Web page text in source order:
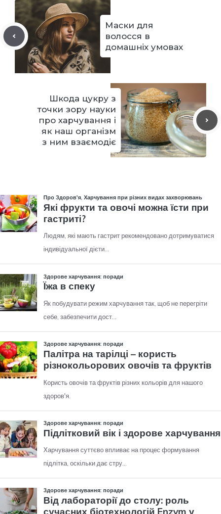
Маски для
волосся в
домашніх умовах
Шкода цукру з
точки зору науки
про харчування і
як наш організм
з ним взаємодіє